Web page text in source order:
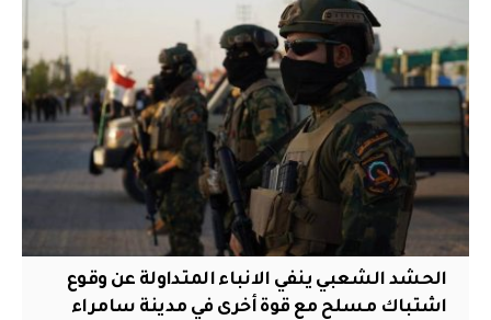
الحشد الشعبي ينفي الانباء المتداولة عن وقوع
اشتباك مسلح مع قوة أخرى في مدينة سامراء